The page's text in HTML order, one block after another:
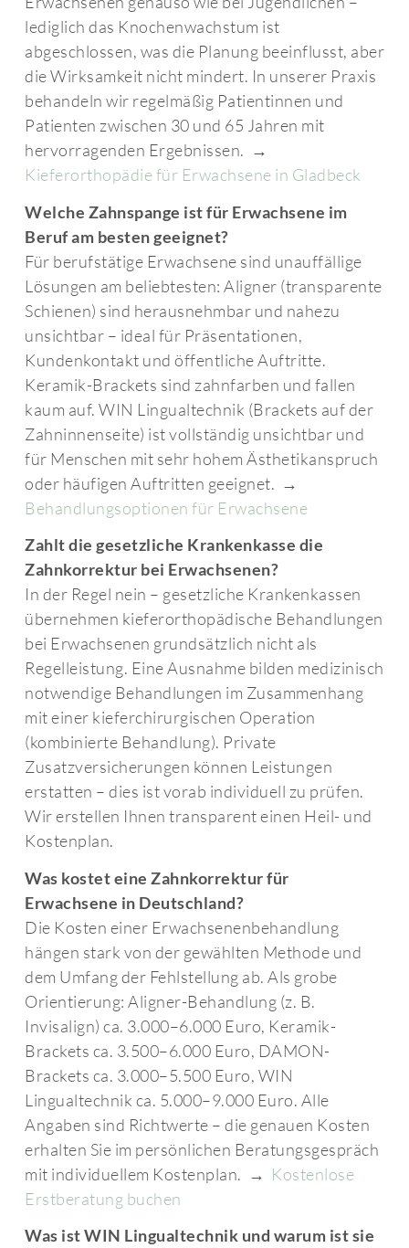
lediglich das Knochenwachstum ist
abgeschlossen, was die Planung beeinflusst, aber
die Wirksamkeit nicht mindert. In unserer Praxis
behandeln wir regelmäßig Patientinnen und
Patienten zwischen 30 und 65 Jahren mit
hervorragenden Ergebnissen. →
Kieferorthopädie für Erwachsene in Gladbeck
Welche Zahnspange ist für Erwachsene im
Beruf am besten geeignet?
Für berufstätige Erwachsene sind unauffällige
Lösungen am beliebtesten: Aligner (transparente
Schienen) sind herausnehmbar und nahezu
unsichtbar – ideal für Präsentationen,
Kundenkontakt und öffentliche Auftritte.
Keramik-Brackets sind zahnfarben und fallen
kaum auf. WIN Lingualtechnik (Brackets auf der
Zahninnenseite) ist vollständig unsichtbar und
für Menschen mit sehr hohem Ästhetikanspruch
oder häufigen Auftritten geeignet. →
Behandlungsoptionen für Erwachsene
Zahlt die gesetzliche Krankenkasse die
Zahnkorrektur bei Erwachsenen?
In der Regel nein – gesetzliche Krankenkassen
übernehmen kieferorthopädische Behandlungen
bei Erwachsenen grundsätzlich nicht als
Regelleistung. Eine Ausnahme bilden medizinisch
notwendige Behandlungen im Zusammenhang
mit einer kieferchirurgischen Operation
(kombinierte Behandlung). Private
Zusatzversicherungen können Leistungen
erstatten – dies ist vorab individuell zu prüfen.
Wir erstellen Ihnen transparent einen Heil- und
Kostenplan.
Was kostet eine Zahnkorrektur für
Erwachsene in Deutschland?
Die Kosten einer Erwachsenenbehandlung
hängen stark von der gewählten Methode und
dem Umfang der Fehlstellung ab. Als grobe
Orientierung: Aligner-Behandlung (z. B.
Invisalign) ca. 3.000–6.000 Euro, Keramik-
Brackets ca. 3.500–6.000 Euro, DAMON-
Brackets ca. 3.000–5.500 Euro, WIN
Lingualtechnik ca. 5.000–9.000 Euro. Alle
Angaben sind Richtwerte – die genauen Kosten
erhalten Sie im persönlichen Beratungsgespräch
mit individuellem Kostenplan. → Kostenlose
Erstberatung buchen
Was ist WIN Lingualtechnik und warum ist sie